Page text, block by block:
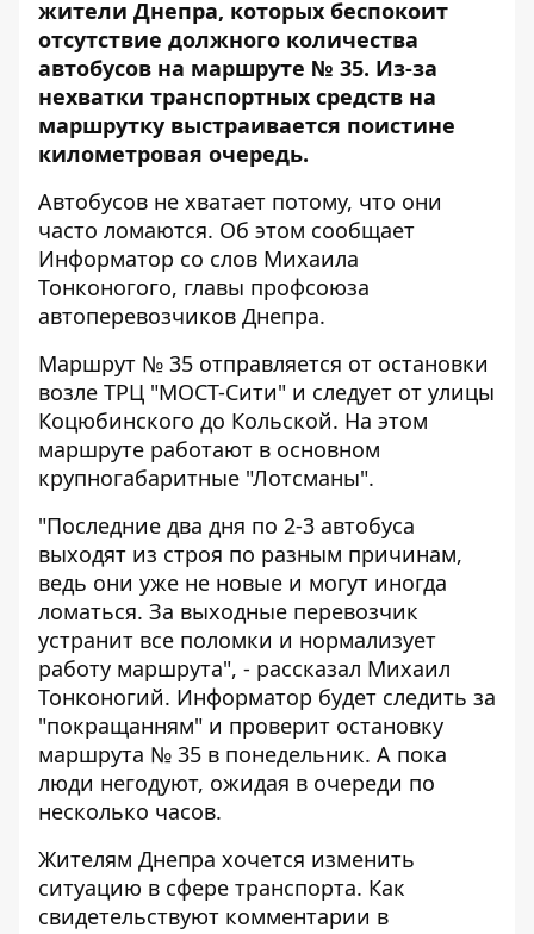
жители Днепра, которых беспокоит
отсутствие должного количества
автобусов на маршруте № 35. Из-за
нехватки транспортных средств на
маршрутку выстраивается поистине
километровая очередь.
Автобусов не хватает потому, что они
часто ломаются. Об этом сообщает
Информатор со слов Михаила
Тонконогого, главы профсоюза
автоперевозчиков Днепра.
Маршрут № 35 отправляется от остановки
возле ТРЦ "МОСТ-Сити" и следует от улицы
Коцюбинского до Кольской. На этом
маршруте работают в основном
крупногабаритные "Лотсманы".
"Последние два дня по 2-3 автобуса
выходят из строя по разным причинам,
ведь они уже не новые и могут иногда
ломаться. За выходные перевозчик
устранит все поломки и нормализует
работу маршрута", - рассказал Михаил
Тонконогий. Информатор будет следить за
"покращанням" и проверит остановку
маршрута № 35 в понедельник. А пока
люди негодуют, ожидая в очереди по
несколько часов.
Жителям Днепра хочется изменить
ситуацию в сфере транспорта. Как
свидетельствуют комментарии в